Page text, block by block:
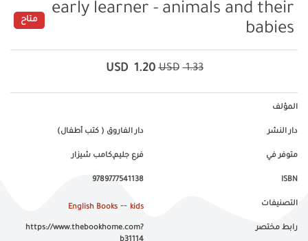
early learner - animals and their
babies
متاح
1.33
USD
1.20
USD
المؤلف
دار النشر دار الفاروق ( كتب أطفال)
متوفر في فرع جليم,كامب شيزار
ISBN
9789777541138
التصنيفات English Books -- kids
رابط مختصر
https://www.thebookhome.com?
b31114